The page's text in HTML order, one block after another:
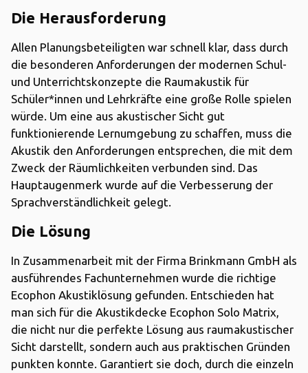
Die Herausforderung
Allen Planungsbeteiligten war schnell klar, dass durch
die besonderen Anforderungen der modernen Schul-
und Unterrichtskonzepte die Raumakustik für
Schüler*innen und Lehrkräfte eine große Rolle spielen
würde. Um eine aus akustischer Sicht gut
funktionierende Lernumgebung zu schaffen, muss die
Akustik den Anforderungen entsprechen, die mit dem
Zweck der Räumlichkeiten verbunden sind. Das
Hauptaugenmerk wurde auf die Verbesserung der
Sprachverständlichkeit gelegt.
Die Lösung
In Zusammenarbeit mit der Firma Brinkmann GmbH als
ausführendes Fachunternehmen wurde die richtige
Ecophon Akustiklösung gefunden. Entschieden hat
man sich für die Akustikdecke Ecophon Solo Matrix,
die nicht nur die perfekte Lösung aus raumakustischer
Sicht darstellt, sondern auch aus praktischen Gründen
punkten konnte. Garantiert sie doch, durch die einzeln